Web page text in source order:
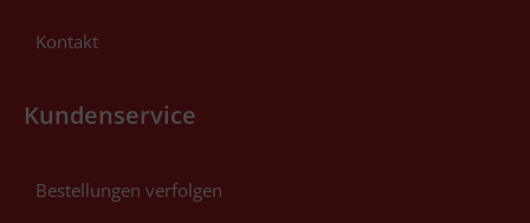
Kontakt
Kundenservice
Bestellungen verfolgen